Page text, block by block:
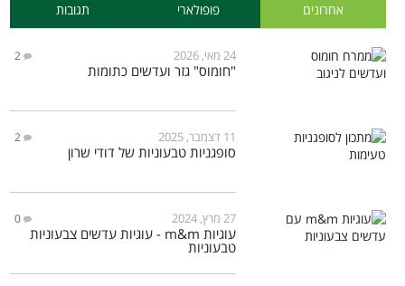
אחרונים פופולארי תגובות
24 מאי, 2026 2
"חומוס" גזר ועדשים כתומות
11 דצמבר, 2025 2
סופגניות טבעוניות של דודי שרון
27 מרץ, 2024 0
עוגיות m&m - עוגיות עדשים צבעוניות
טבעוניות